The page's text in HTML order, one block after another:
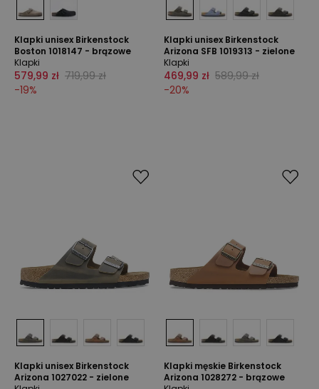
Klapki unisex Birkenstock
Boston 1018147 - brązowe
Klapki
579,99 zł 719,99 zł
-19%
Klapki unisex Birkenstock
Arizona SFB 1019313 - zielone
Klapki
469,99 zł 589,99 zł
-20%
Klapki unisex Birkenstock
Arizona 1027022 - zielone
Klapki męskie Birkenstock
Arizona 1028272 - brązowe